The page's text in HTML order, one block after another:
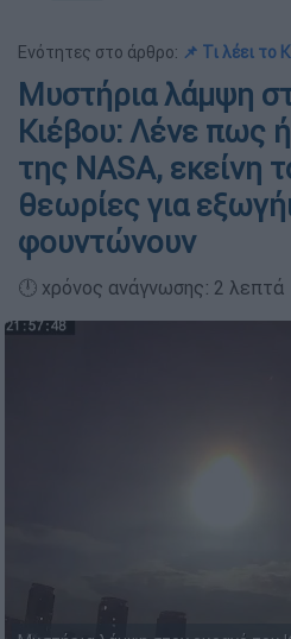
Ενότητες στο άρθρο: 📌 Τι λέει το
Μυστήρια λάμψη
Κιέβου: Λένε πως
της NASA, εκείνη
θεωρίες για
φουντώνουν
🕛 χρόνος ανάγνωσης: 2